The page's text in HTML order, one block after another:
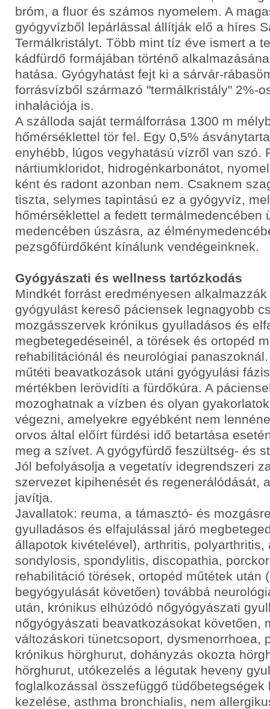
bróm, a fluor és számos nyomelem. A
gyógyvízből lepárlással állítják elő a híres
Termálkristályt. Több mint tíz éve ismert a
kádfürdő formájában történő
hatása. Gyógyhatást fejt ki a sárvár-
forrásvízből származó "termálkristály" 2%-
inhalációja is.
A szálloda saját termálforrása 1300 m
hőmérséklettel tör fel. Egy 0,5%
enyhébb, lúgos vegyhatású vízről van szó.
nártiumkloridot, hidrogénkarbonátot,
ként és radont azonban nem. Csaknem
tiszta, selymes tapintású ez a gyógyvíz,
hőmérséklettel a fedett termálmedencében
medencében úszásra, az
pezsgőfürdőként kínálunk vendégeinknek.
Gyógyászati és wellness tartózkodás
Mindkét forrást eredményesen
gyógyulást kereső páciensek legnagyobb
mozgásszervek krónikus gyulladásos és
megbetegedéseinél, a törések és ortopéd
rehabilitációnál és neurológiai
műtéti beavatkozások utáni gyógyulási
mértékben lerövidíti a fürdőkúra. A
mozoghatnak a vízben és olyan
végezni, amelyekre egyébként nem
orvos által előírt fürdési idő betartása
meg a szívet. A gyógyfürdő feszültség- és
Jól befolyásolja a vegetatív idegrendszeri
szervezet kipihenését és regenerálódását,
javítja.
Javallatok: reuma, a támasztó- és
gyulladásos és elfajulással járó
állapotok kivételével), arthritis, polyarthritis,
sondylosis, spondylitis, discopathia,
rehabilitáció törések, ortopéd műtétek után
begyógyulását követően) továbbá
után, krónikus elhúzódó nőgyógyászati
nőgyógyászati beavatkozásokat követően,
változáskori tünetcsoport, dysmenorrhoea,
krónikus hörghurut, dohányzás okozta
hörghurut, utókezelés a légutak heveny
foglalkozással összefüggő tüdőbetegségek
kezelése, asthma bronchialis, nem